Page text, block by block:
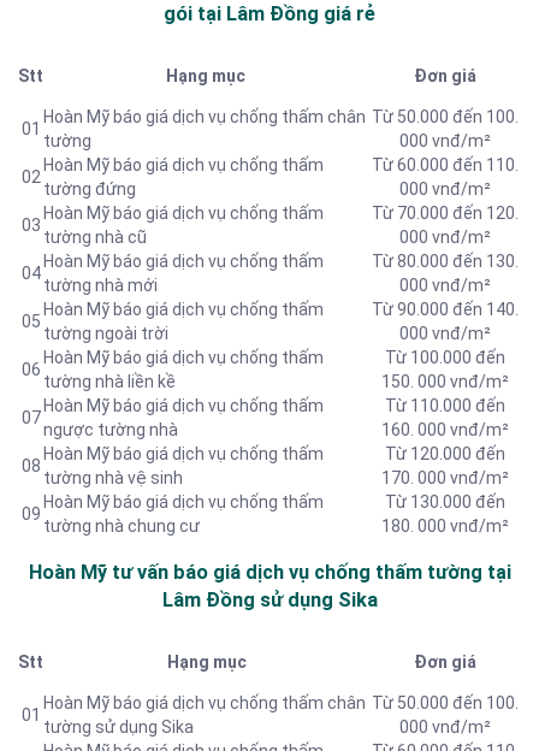
gói tại Lâm Đồng giá rẻ
Stt Hạng mục Đơn giá
01
Hoàn Mỹ báo giá dịch vụ chống thấm chân
tường
Từ 50.000 đến 100.
000 vnđ/m²
02
Hoàn Mỹ báo giá dịch vụ chống thấm
tường đứng
Từ 60.000 đến 110.
000 vnđ/m²
03
Hoàn Mỹ báo giá dịch vụ chống thấm
tường nhà cũ
Từ 70.000 đến 120.
000 vnđ/m²
04
Hoàn Mỹ báo giá dịch vụ chống thấm
tường nhà mới
Từ 80.000 đến 130.
000 vnđ/m²
05
Hoàn Mỹ báo giá dịch vụ chống thấm
tường ngoài trời
Từ 90.000 đến 140.
000 vnđ/m²
06
Hoàn Mỹ báo giá dịch vụ chống thấm
tường nhà liền kề
Từ 100.000 đến
150. 000 vnđ/m²
07
Hoàn Mỹ báo giá dịch vụ chống thấm
ngược tường nhà
Từ 110.000 đến
160. 000 vnđ/m²
08
Hoàn Mỹ báo giá dịch vụ chống thấm
tường nhà vệ sinh
Từ 120.000 đến
170. 000 vnđ/m²
09
Hoàn Mỹ báo giá dịch vụ chống thấm
tường nhà chung cư
Từ 130.000 đến
180. 000 vnđ/m²
Hoàn Mỹ tư vấn báo giá dịch vụ chống thấm tường tại
Lâm Đồng sử dụng Sika
Stt Hạng mục Đơn giá
01
Hoàn Mỹ báo giá dịch vụ chống thấm chân
tường sử dụng Sika
Từ 50.000 đến 100.
000 vnđ/m²